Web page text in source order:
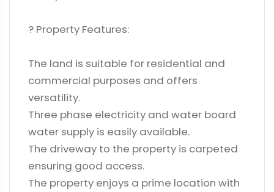
? Property Features:
The land is suitable for residential and
commercial purposes and offers
versatility.
Three phase electricity and water board
water supply is easily available.
The driveway to the property is carpeted
ensuring good access.
The property enjoys a prime location with